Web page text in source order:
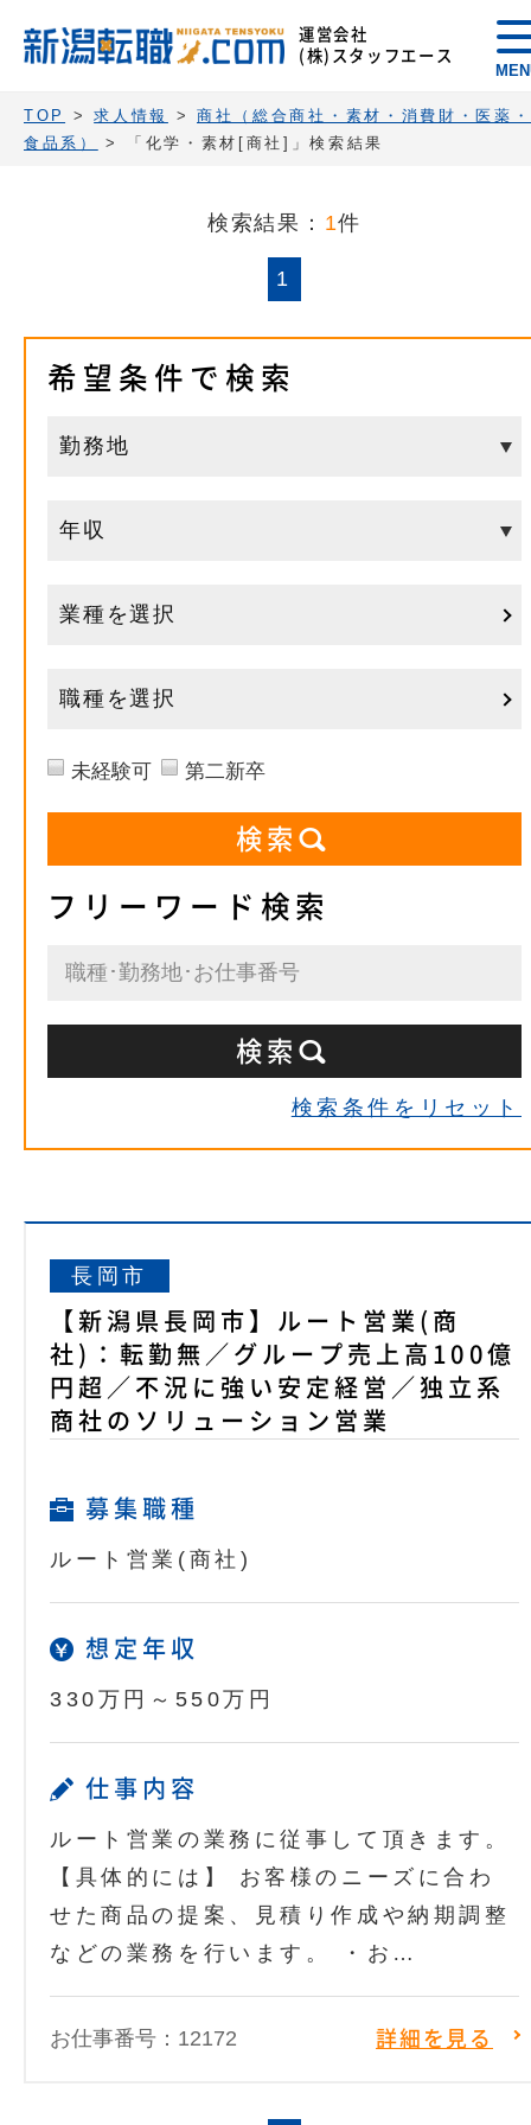
運営会社
(株)スタッフエース
TOP >求人情報 > 商社（総合商社・素材・消費財・医薬・
食品系）
> 「化学・素材[商社]」検索結果
検索結果： 1件
1
希望条件で検索
業種を選択
職種を選択
未経験可 第二新卒
フリーワード検索
検索条件をリセット
長岡市
【新潟県長岡市】ルート営業(商
社)：転勤無／グループ売上高100億
円超／不況に強い安定経営／独立系
商社のソリューション営業
募集職種
ルート営業(商社)
想定年収
330万円～550万円
仕事内容
ルート営業の業務に従事して頂きます。
【具体的には】 お客様のニーズに合わ
せた商品の提案、見積り作成や納期調整
などの業務を行います。 ・お…
お仕事番号：12172 詳細を見る